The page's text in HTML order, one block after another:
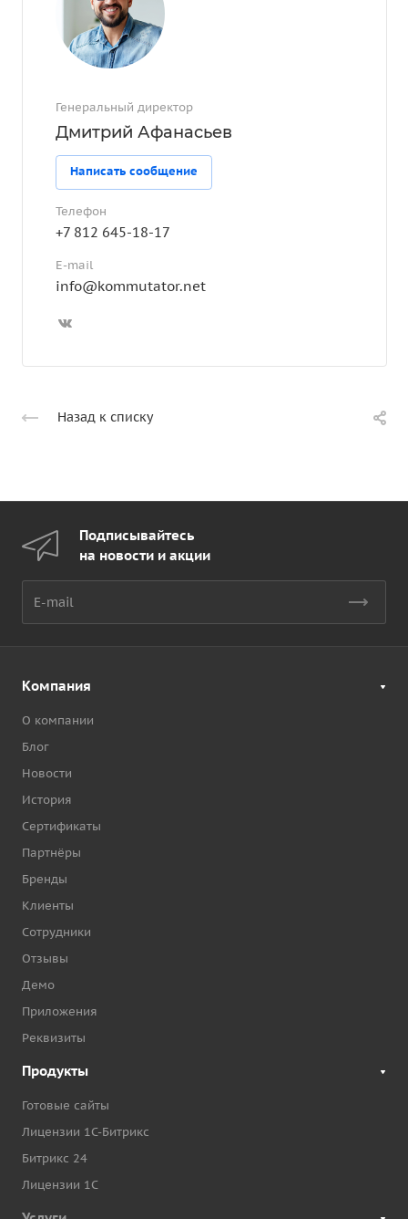
Генеральный директор
Дмитрий Афанасьев
Написать сообщение
Телефон
+7 812 645-18-17
E-mail
info@kommutator.net
Назад к списку
Подписывайтесь
на новости и акции
Компания
О компании
Блог
Новости
История
Сертификаты
Партнёры
Бренды
Клиенты
Сотрудники
Отзывы
Демо
Приложения
Реквизиты
Продукты
Готовые сайты
Лицензии 1С-Битрикс
Битрикс 24
Лицензии 1С